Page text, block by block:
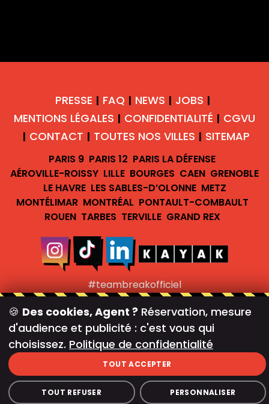
PRESSE | FAQ | NEWS | JOBS |
MENTIONS LÉGALES | CONFIDENTIALITÉ | CGVU
| CONTACT | TOUTES NOS VILLES | SITEMAP
PARIS 9 PARIS 12 PARIS LA DÉFENSE
AÉROVILLE-ROISSY LILLE BOURGES CAEN GRENOBLE
LE HAVRE LES SABLES-D’OLONNE METZ
MONTÉLIMAR MONTRÉAL PONTAULT-COMBAULT
ROUEN TARBES TERVILLE GRAND REX
#teambreakofficiel
TEAM BREAK | GÉRER LES COOKIES
🍪 Des cookies, Agent ? Réservation, mesure
d'audience et publicité : c'est vous qui
choisissez. Politique de confidentialité
TOUT REFUSER PERSONNALISER
TOUT ACCEPTER